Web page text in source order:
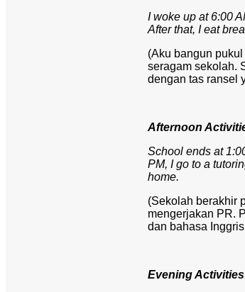
I woke up at 6:00
After that, I eat
(Aku bangun
seragam sekolah.
dengan tas ransel
Afternoon
School ends at
PM, I go to a
home.
(Sekolah berakhir
mengerjakan PR.
dan bahasa
Evening Activities